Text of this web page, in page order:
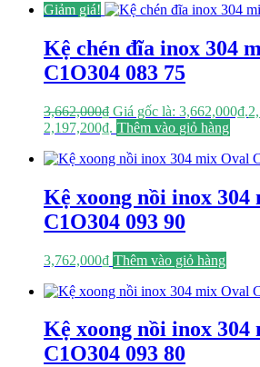
Giảm giá!
Kệ chén đĩa inox 304
C1O304 083 75
3,662,000₫ Giá gốc là: 3,662,000₫.
2,197,200₫. Thêm vào giỏ hàng
Kệ xoong nồi inox 304
C1O304 093 90
3,762,000₫ Thêm vào giỏ hàng
Kệ xoong nồi inox 304
C1O304 093 80